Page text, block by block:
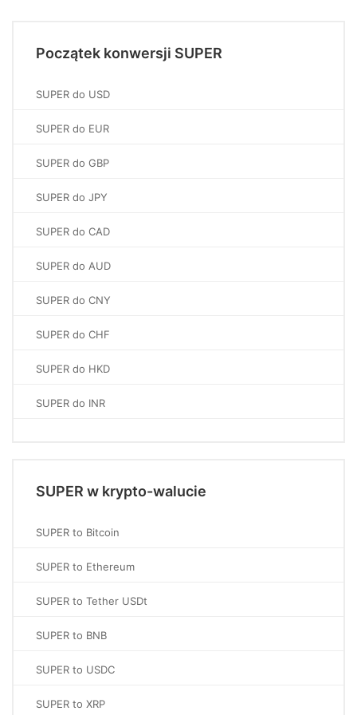
Początek konwersji SUPER
SUPER do USD
SUPER do EUR
SUPER do GBP
SUPER do JPY
SUPER do CAD
SUPER do AUD
SUPER do CNY
SUPER do CHF
SUPER do HKD
SUPER do INR
SUPER w krypto-walucie
SUPER to Bitcoin
SUPER to Ethereum
SUPER to Tether USDt
SUPER to BNB
SUPER to USDC
SUPER to XRP